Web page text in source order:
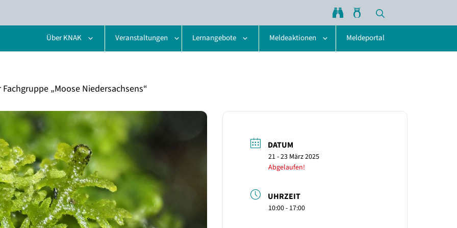
Über KNAK Veranstaltungen Lernangebote Meldeaktionen Meldeportal
„Moose Niedersachsens“
DATUM
21 - 23 März 2025
Abgelaufen!
UHRZEIT
10:00 - 17:00